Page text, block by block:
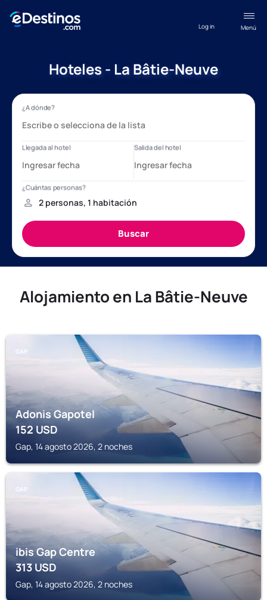
Menú
Log in
Hoteles - La Bâtie-Neuve
Alojamiento en La Bâtie-Neuve
GAP
Adonis Gapotel
152USD
Gap, 14 agosto 2026, 2 noches
GAP
ibis Gap Centre
313USD
Gap, 14 agosto 2026, 2 noches